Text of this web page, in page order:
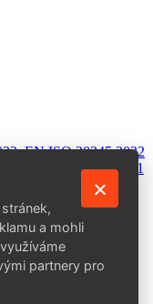
EN ISO 20345:2022
EN ISO 20345:2011
a mohli
partnery pro